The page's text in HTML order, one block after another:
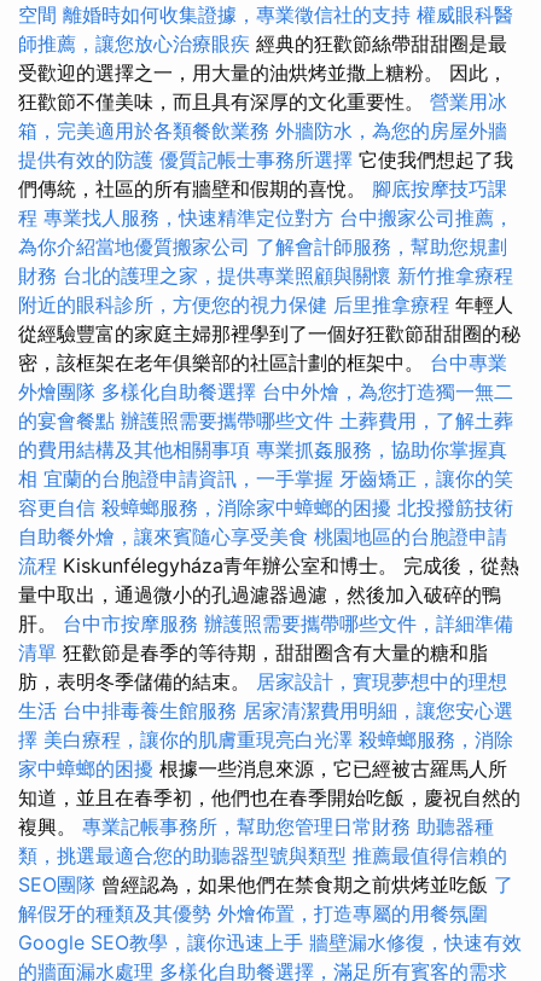
空間 離婚時如何收集證據，專業徵信社的支持 權威眼科醫
師推薦，讓您放心治療眼疾 經典的狂歡節絲帶甜甜圈是最
受歡迎的選擇之一，用大量的油烘烤並撒上糖粉。 因此，
狂歡節不僅美味，而且具有深厚的文化重要性。 營業用冰
箱，完美適用於各類餐飲業務 外牆防水，為您的房屋外牆
提供有效的防護 優質記帳士事務所選擇 它使我們想起了我
們傳統，社區的所有牆壁和假期的喜悅。 腳底按摩技巧課
程 專業找人服務，快速精準定位對方 台中搬家公司推薦，
為你介紹當地優質搬家公司 了解會計師服務，幫助您規劃
財務 台北的護理之家，提供專業照顧與關懷 新竹推拿療程
附近的眼科診所，方便您的視力保健 后里推拿療程 年輕人
從經驗豐富的家庭主婦那裡學到了一個好狂歡節甜甜圈的秘
密，該框架在老年俱樂部的社區計劃的框架中。 台中專業
外燴團隊 多樣化自助餐選擇 台中外燴，為您打造獨一無二
的宴會餐點 辦護照需要攜帶哪些文件 土葬費用，了解土葬
的費用結構及其他相關事項 專業抓姦服務，協助你掌握真
相 宜蘭的台胞證申請資訊，一手掌握 牙齒矯正，讓你的笑
容更自信 殺蟑螂服務，消除家中蟑螂的困擾 北投撥筋技術
自助餐外燴，讓來賓隨心享受美食 桃園地區的台胞證申請
流程 Kiskunfélegyháza青年辦公室和博士。 完成後，從熱
量中取出，通過微小的孔過濾器過濾，然後加入破碎的鴨
肝。 台中市按摩服務 辦護照需要攜帶哪些文件，詳細準備
清單 狂歡節是春季的等待期，甜甜圈含有大量的糖和脂
肪，表明冬季儲備的結束。 居家設計，實現夢想中的理想
生活 台中排毒養生館服務 居家清潔費用明細，讓您安心選
擇 美白療程，讓你的肌膚重現亮白光澤 殺蟑螂服務，消除
家中蟑螂的困擾 根據一些消息來源，它已經被古羅馬人所
知道，並且在春季初，他們也在春季開始吃飯，慶祝自然的
複興。 專業記帳事務所，幫助您管理日常財務 助聽器種
類，挑選最適合您的助聽器型號與類型 推薦最值得信賴的
SEO團隊 曾經認為，如果他們在禁食期之前烘烤並吃飯 了
解假牙的種類及其優勢 外燴佈置，打造專屬的用餐氛圍
Google SEO教學，讓你迅速上手 牆壁漏水修復，快速有效
的牆面漏水處理 多樣化自助餐選擇，滿足所有賓客的需求